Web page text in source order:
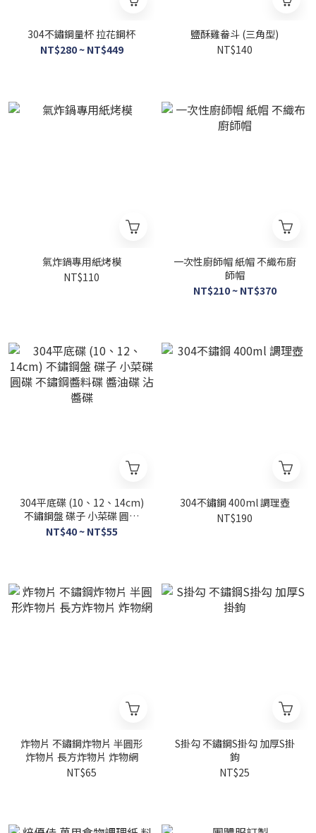
304不鏽鋼量杯 拉花鋼杯
NT$280 ~ NT$449
鹽酥雞畚斗 (三角型)
NT$140
氣炸鍋專用紙烤模
NT$110
一次性廚師帽 紙帽 不織布廚
師帽
NT$210 ~ NT$370
304平底碟 (10、12、14cm)
不鏽鋼盤 碟子 小菜碟 圓碟
不鏽鋼醬料碟 醬油碟 沾醬碟
NT$40 ~ NT$55
304不鏽鋼 400ml 調理壺
NT$190
炸物片 不鏽鋼炸物片 半圓形
炸物片 長方炸物片 炸物網
NT$65
S掛勾 不鏽鋼S掛勾 加厚S掛
鉤
NT$25